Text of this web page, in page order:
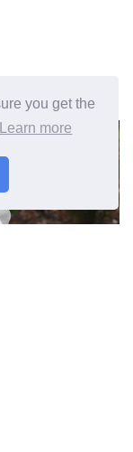
you get the
Learn more